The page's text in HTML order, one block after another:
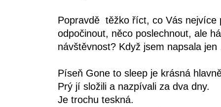
Popravdě těžko říct, co Vás
odpočinout, něco poslechnout, ale
návštěvnost? Když jsem napsala
Píseň Gone to sleep je krásná
Prý jí složili a nazpívali za dva dny.
Je trochu teskná.